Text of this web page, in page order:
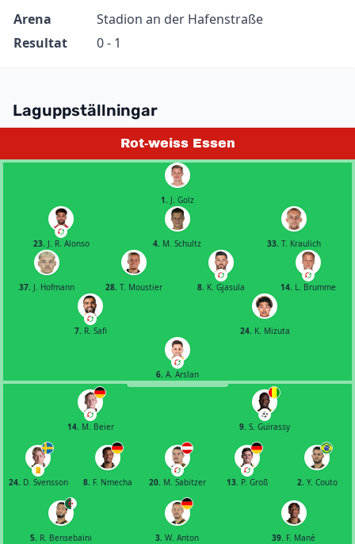
Arena
Stadion an der Hafenstraße
Resultat
0 - 1
Laguppställningar
Rot-weiss Essen
1. J. Golz
23. J. R. Alonso 4. M. Schultz 33. T. Kraulich
37. J. Hofmann 28. T. Moustier 8. K. Gjasula 14. L. Brumme
7. R. Safi 24. K. Mizuta
6. A. Arslan
14. M. Beier 9. S. Guirassy
24. D. Svensson 8. F. Nmecha 20. M. Sabitzer 13. P. Groß 2. Y. Couto
5. R. Bensebaïni 3. W. Anton 39. F. Mané